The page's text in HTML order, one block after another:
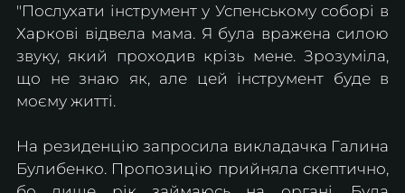
"Послухати інструмент у Успенському соборі в
Харкові відвела мама. Я була вражена силою
звуку, який проходив крізь мене. Зрозуміла,
що не знаю як, але цей інструмент буде в
моєму житті.
На резиденцію запросила викладачка Галина
Булибенко. Пропозицію прийняла скептично,